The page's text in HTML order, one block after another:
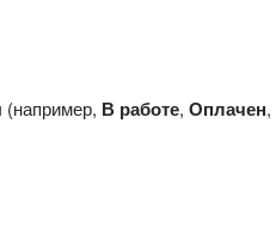
(например, В работе, Оплачен,